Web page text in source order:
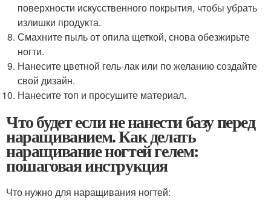
поверхности искусственного покрытия, чтобы убрать
излишки продукта.
Смахните пыль от опила щеткой, снова обезжирьте
ногти.
Нанесите цветной гель-лак или по желанию создайте
свой дизайн.
Нанесите топ и просушите материал.
Что будет если не нанести базу перед
наращиванием. Как делать
наращивание ногтей гелем:
пошаговая инструкция
Что нужно для наращивания ногтей: